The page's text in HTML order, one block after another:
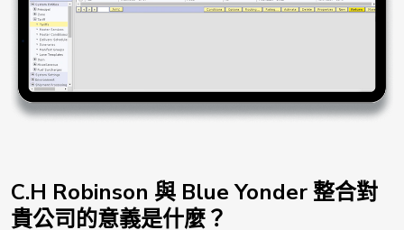
C.H Robinson 與 Blue Yonder 整合對
貴公司的意義是什麼？